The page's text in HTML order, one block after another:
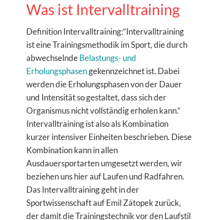
Was ist Intervalltraining
Definition Intervalltraining:“Intervalltraining
ist eine Trainingsmethodik im Sport, die durch
abwechselndeBelastungs- und
Erholungsphasengekennzeichnet ist. Dabei
werden die Erholungsphasen von der Dauer
und Intensität so gestaltet, dass sich der
Organismus nicht vollständig erholen kann.“
Intervalltraining ist also als Kombination
kurzer intensiver Einheiten beschrieben. Diese
Kombination kann in allen
Ausdauersportarten umgesetzt werden, wir
beziehen uns hier auf Laufen und Radfahren.
Das Intervalltraining geht in der
Sportwissenschaft auf Emil Zátopek zurück,
der damit die Trainingstechnik vor den Laufstil